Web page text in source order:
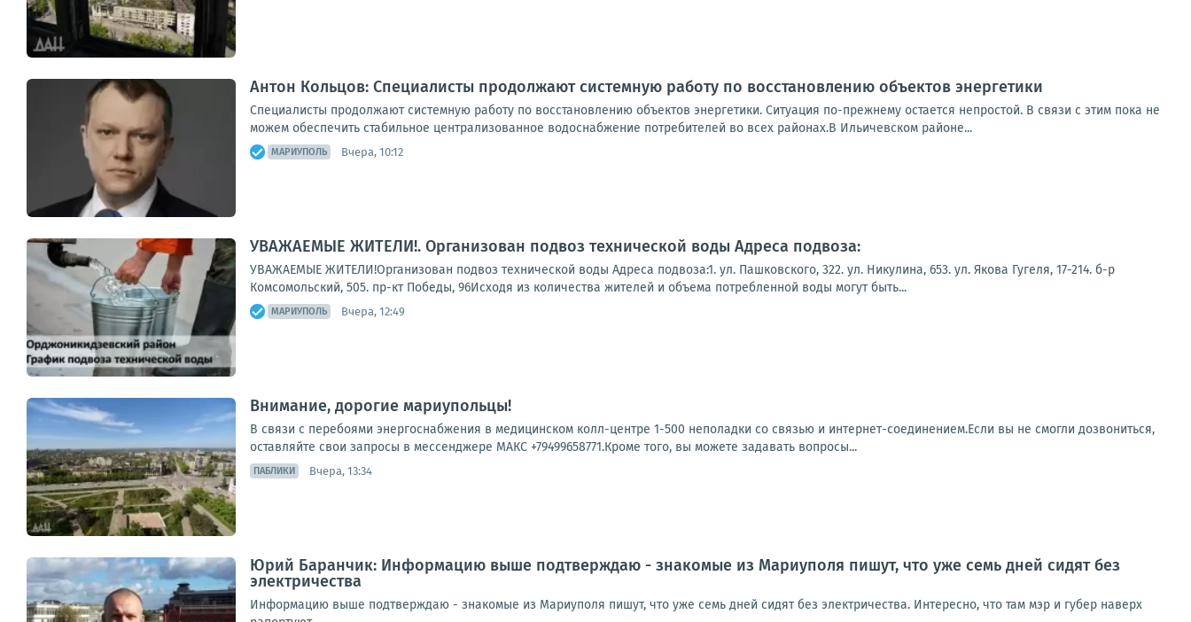
Антон Кольцов: Специалисты продолжают системную работу по восстановлению объектов энергетики
Специалисты продолжают системную работу по восстановлению объектов энергетики. Ситуация по-прежнему остается непростой. В связи с этим пока не
можем обеспечить стабильное централизованное водоснабжение потребителей во всех районах.В Ильичевском районе...
МАРИУПОЛЬ Вчера, 10:12
УВАЖАЕМЫЕ ЖИТЕЛИ!. Организован подвоз технической воды Адреса подвоза:
УВАЖАЕМЫЕ ЖИТЕЛИ!Организован подвоз технической воды Адреса подвоза:1. ул. Пашковского, 322. ул. Никулина, 653. ул. Якова Гугеля, 17-214. б-р
Комсомольский, 505. пр-кт Победы, 96Исходя из количества жителей и объема потребленной воды могут быть...
МАРИУПОЛЬ Вчера, 12:49
Внимание, дорогие мариупольцы!
В связи с перебоями энергоснабжения в медицинском колл-центре 1-500 неполадки со связью и интернет-соединением.Если вы не смогли дозвониться,
оставляйте свои запросы в мессенджере МАКС +79499658771.Кроме того, вы можете задавать вопросы...
ПАБЛИКИ Вчера, 13:34
Юрий Баранчик: Информацию выше подтверждаю - знакомые из Мариуполя пишут, что уже семь дней сидят без
электричества
Информацию выше подтверждаю - знакомые из Мариуполя пишут, что уже семь дней сидят без электричества. Интересно, что там мэр и губер наверх